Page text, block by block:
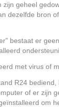
zijn geheel
dezelfde bron
bestaat er
met virus of
R24 bediend,
of er zijn
om